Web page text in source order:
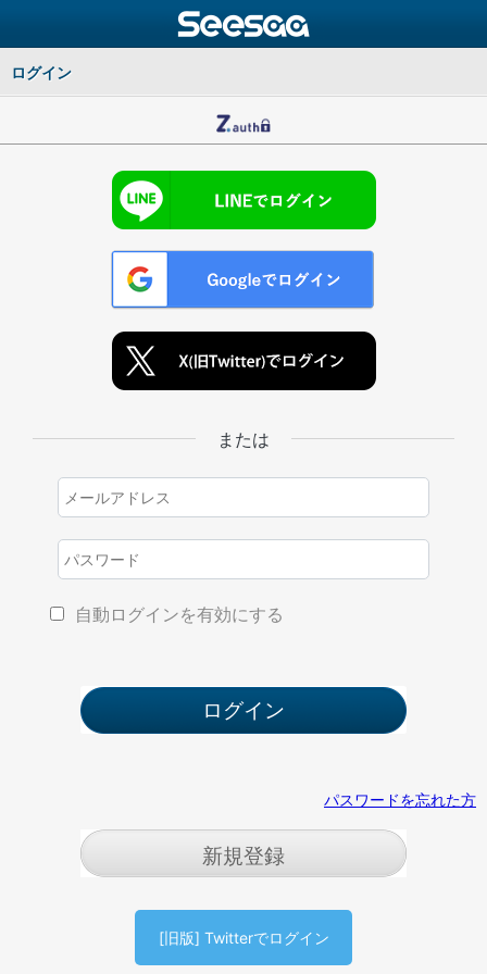
ログイン
または
自動ログインを有効にする
パスワードを忘れた方
新規登録
[旧版] Twitterでログイン